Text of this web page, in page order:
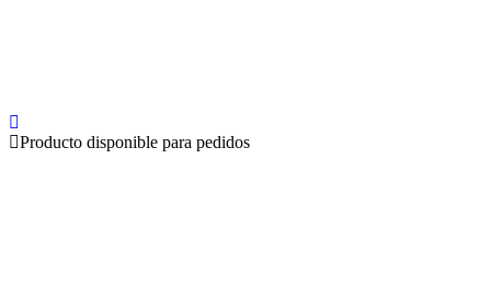
Producto disponible para pedidos